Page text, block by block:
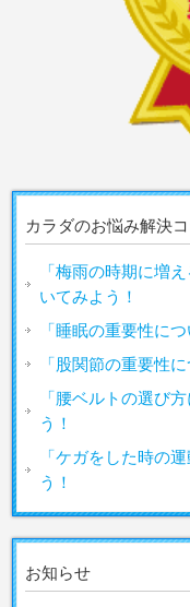
カラダのお悩み解決
「梅雨の時期に増
いてみよう！
「睡眠の重要性に
「股関節の重要性
「腰ベルトの選び
う！
「ケガをした時の
う！
お知らせ